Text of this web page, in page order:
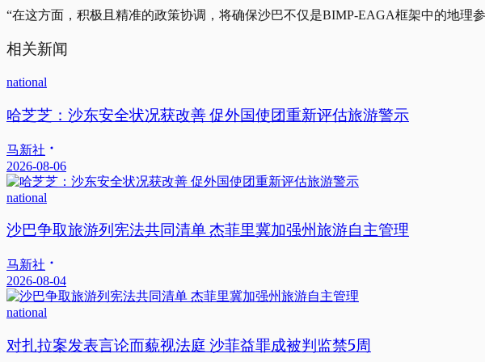
“在这方面，积极且精准的政策协调，将确保沙巴不仅是BIMP-EAGA框架中的地理
相关新闻
national
哈芝芝：沙东安全状况获改善 促外国使团重新评估旅游警示
马新社
2026-08-06
national
沙巴争取旅游列宪法共同清单 杰菲里冀加强州旅游自主管理
马新社
2026-08-04
national
对扎拉案发表言论而藐视法庭 沙菲益罪成被判监禁5周